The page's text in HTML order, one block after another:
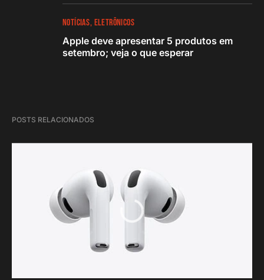
NOTÍCIAS ELETRÔNICOS
Apple deve apresentar 5 produtos em
setembro; veja o que esperar
POSTS RELACIONADOS